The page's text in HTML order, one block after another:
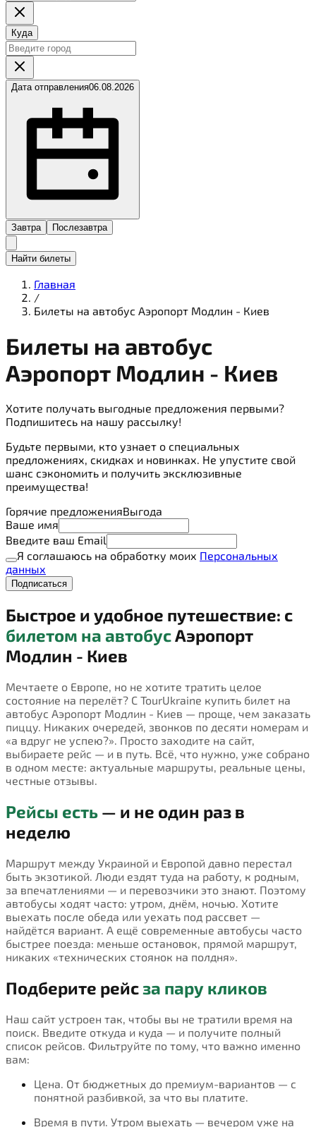
Куда
Дата отправления06.08.2026
Завтра Послезавтра
Найти билеты
Главная
/
Билеты на автобус Аэропорт Модлин - Киев
Билеты на автобус
Аэропорт Модлин - Киев
Хотите получать выгодные предложения первыми?
Подпишитесь на нашу рассылку!
Будьте первыми, кто узнает о специальных
предложениях, скидках и новинках. Не упустите свой
шанс сэкономить и получить эксклюзивные
преимущества!
Горячие предложенияВыгода
Ваше имя
Введите ваш Email
Я соглашаюсь на обработку моих Персональных
данных
Подписаться
Быстрое и удобное путешествие: с
билетом на автобусАэропорт
Модлин - Киев
Мечтаете о Европе, но не хотите тратить целое
состояние на перелёт? С TourUkraine купить билет на
автобус Аэропорт Модлин - Киев — проще, чем заказать
пиццу. Никаких очередей, звонков по десяти номерам и
«а вдруг не успею?». Просто заходите на сайт,
выбираете рейс — и в путь. Всё, что нужно, уже собрано
в одном месте: актуальные маршруты, реальные цены,
честные отзывы.
Рейсы есть — и не один раз в
неделю
Маршрут между Украиной и Европой давно перестал
быть экзотикой. Люди ездят туда на работу, к родным,
за впечатлениями — и перевозчики это знают. Поэтому
автобусы ходят часто: утром, днём, ночью. Хотите
выехать после обеда или уехать под рассвет —
найдётся вариант. А ещё современные автобусы часто
быстрее поезда: меньше остановок, прямой маршрут,
никаких «технических стоянок на полдня».
Подберите рейсза пару кликов
Наш сайт устроен так, чтобы вы не тратили время на
поиск. Введите откуда и куда — и получите полный
список рейсов. Фильтруйте по тому, что важно именно
вам:
Цена. От бюджетных до премиум-вариантов — с
понятной разбивкой, за что вы платите.
Время в пути. Утром выехать — вечером уже на